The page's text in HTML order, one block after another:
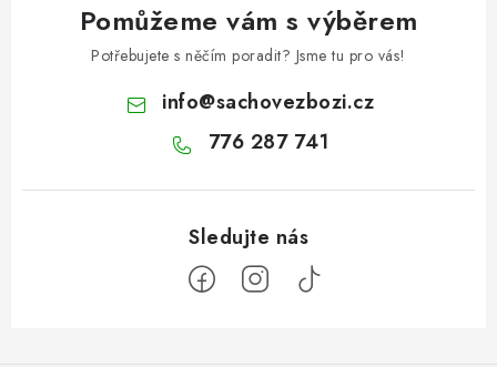
Pomůžeme vám s výběrem
Potřebujete s něčím poradit? Jsme tu pro vás!
info@sachovezbozi.cz
776 287 741